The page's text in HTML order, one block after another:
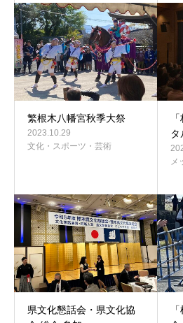
繁根木八幡宮秋季大祭
2023.10.29
文化・スポーツ・芸術
メ
県文化懇話会・県文化協